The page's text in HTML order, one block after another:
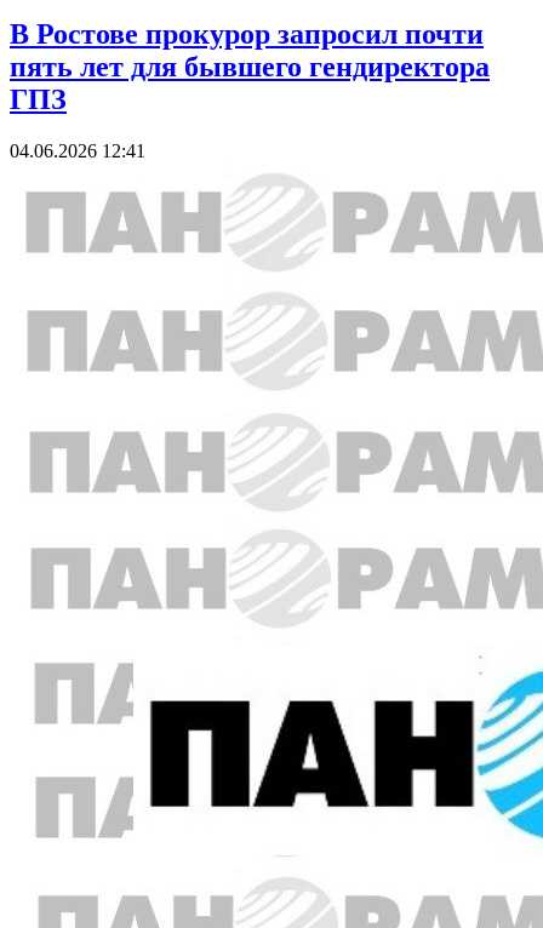
В Ростове прокурор запросил почти
пять лет для бывшего гендиректора
ГПЗ
04.06.2026 12:41